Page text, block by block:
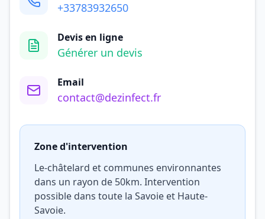
+33783932650
Devis en ligne
Générer un devis
Email
contact@dezinfect.fr
Zone d'intervention
Le-châtelard et communes environnantes
dans un rayon de 50km. Intervention
possible dans toute la Savoie et Haute-
Savoie.